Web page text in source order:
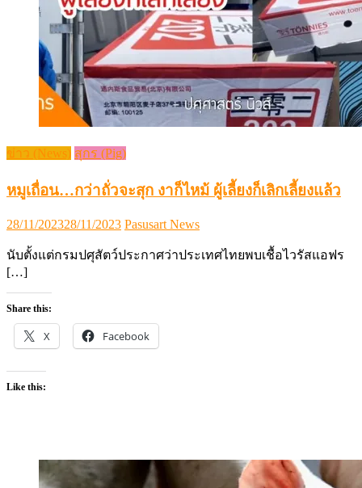
ข่าว (News) สุกร (Pig)
หมูเถื่อน…กว่าถั่วจะสุก งาก็ไหม้ ผู้เลี้ยงก็เลิกเลี้ยงแล้ว
Posted
28/11/202328/11/2023 Author
Pasusart News
นับตั้งแต่กรมปศุสัตว์ประกาศว่าประเทศไทยพบเชื้อไวรัสแอฟร
[…]
Share this:
X Facebook
Like this: